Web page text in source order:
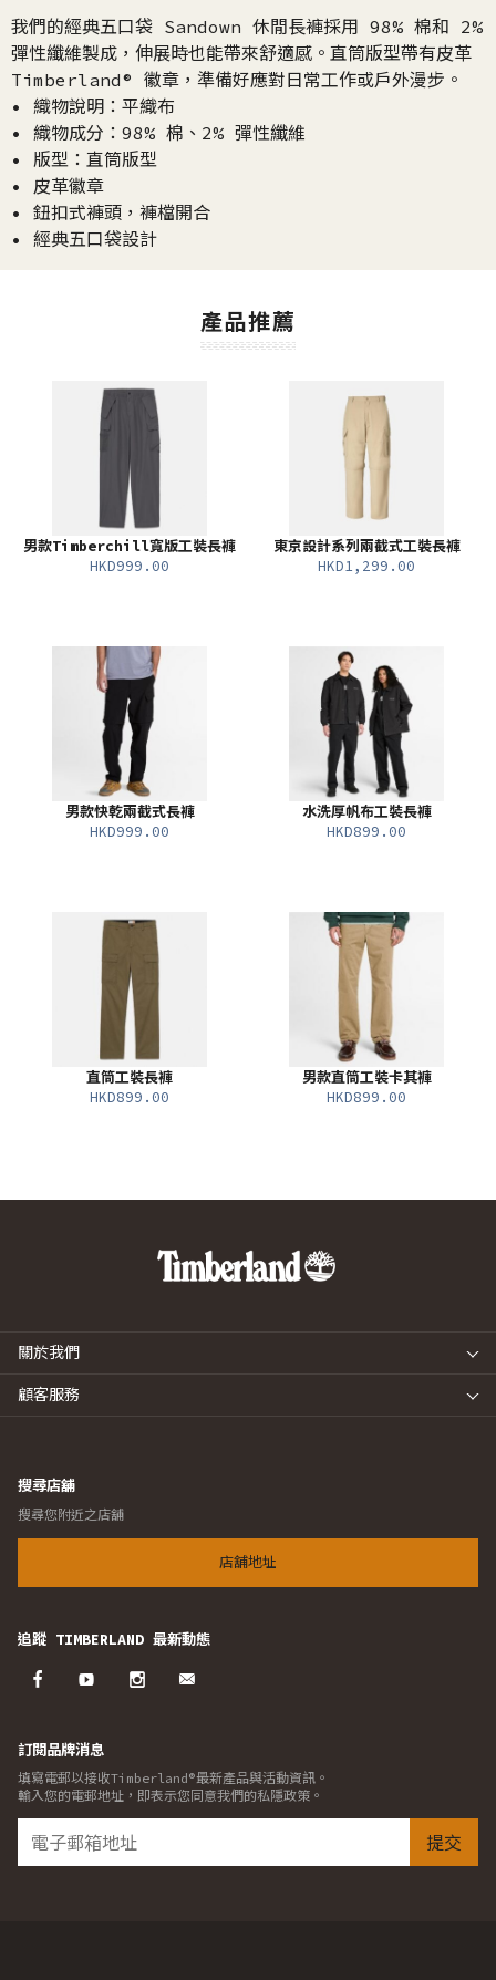
我們的經典五口袋 Sandown 休閒長褲採用 98% 棉和 2%
彈性纖維製成，伸展時也能帶來舒適感。直筒版型帶有皮革
Timberland® 徽章，準備好應對日常工作或戶外漫步。
• 織物說明：平織布
• 織物成分：98% 棉、2% 彈性纖維
• 版型：直筒版型
• 皮革徽章
• 鈕扣式褲頭，褲檔開合
• 經典五口袋設計
產品推薦
男款Timberchill寬版工裝長褲
HKD999.00
東京設計系列兩截式工裝長褲
HKD1,299.00
男款快乾兩截式長褲
HKD999.00
水洗厚帆布工裝長褲
HKD899.00
直筒工裝長褲
HKD899.00
男款直筒工裝卡其褲
HKD899.00
關於我們
顧客服務
搜尋店舖
搜尋您附近之店舖
店舖地址
追蹤 TIMBERLAND 最新動態
訂閱品牌消息
填寫電郵以接收Timberland®最新產品與活動資訊。
輸入您的電郵地址，即表示您同意我們的私隱政策。
提交